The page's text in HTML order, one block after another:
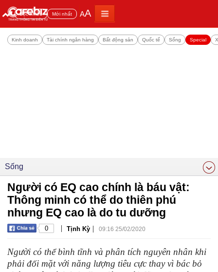
Đọc nhiều Mới nhất AA
Kinh doanh Tài chính ngân hàng Bất động sản Quốc tế Sống Special
Sống
Người có EQ cao chính là báu vật:
Thông minh có thể do thiên phú
nhưng EQ cao là do tu dưỡng
0 | Tịnh Kỳ | 09:16 25/02/2020
Người có thể bình tĩnh và phân tích nguyên nhân khi
phải đối mặt với năng lượng tiêu cực thay vì bác bỏ